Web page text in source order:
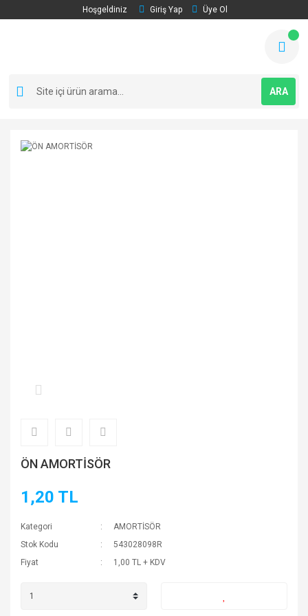
Hoşgeldiniz Giriş Yap Üye Ol
ARA
ÖN AMORTİSÖR
1,20 TL
Kategori
AMORTİSÖR
Stok Kodu
543028098R
Fiyat
1,00 TL + KDV